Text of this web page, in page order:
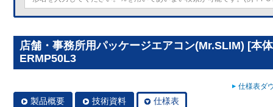
店舗・事務所用パッケージエアコン(Mr.SLIM) [本
ERMP50L3
仕様表ダ
製品概要 技術資料 仕様表